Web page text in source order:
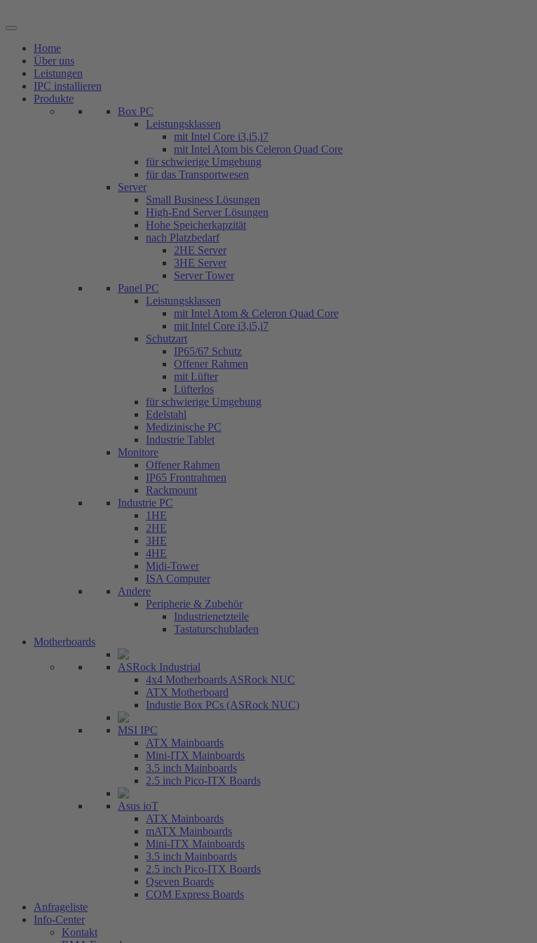
Inhalt
Home
Über uns
Leistungen
IPC installieren
Produkte
Box PC
Leistungsklassen
mit Intel Core i3,i5,i7
mit Intel Atom bis Celeron Quad Core
für schwierige Umgebung
für das Transportwesen
Server
Small Business Lösungen
High-End Server Lösungen
Hohe Speicherkapzität
nach Platzbedarf
2HE Server
3HE Server
Server Tower
Panel PC
Leistungsklassen
mit Intel Atom & Celeron Quad Core
mit Intel Core i3,i5,i7
Schutzart
IP65/67 Schutz
Offener Rahmen
mit Lüfter
Lüfterlos
für schwierige Umgebung
Edelstahl
Medizinische PC
Industrie Tablet
Monitore
Offener Rahmen
IP65 Frontrahmen
Rackmount
Industrie PC
1HE
2HE
3HE
4HE
Midi-Tower
ISA Computer
Andere
Peripherie & Zubehör
Industrienetzteile
Tastaturschubladen
Motherboards
ASRock Industrial
4x4 Motherboards ASRock NUC
ATX Motherboard
Industie Box PCs (ASRock NUC)
MSI IPC
ATX Mainboards
Mini-ITX Mainboards
3.5 inch Mainboards
2.5 inch Pico-ITX Boards
Asus ioT
ATX Mainboards
mATX Mainboards
Mini-ITX Mainboards
3.5 inch Mainboards
2.5 inch Pico-ITX Boards
Qseven Boards
COM Express Boards
Anfrageliste
Info-Center
Kontakt